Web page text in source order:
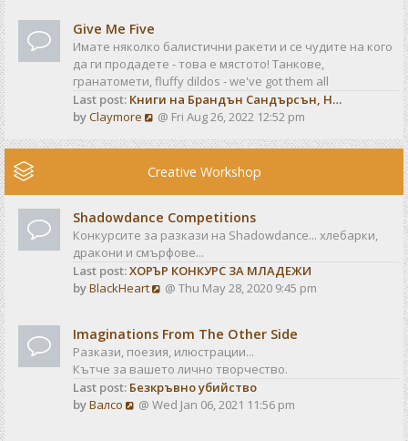
tt
e
s
t
p
o
s
t
w
t
h
e
l
a
t
s
o
s
t
Give Me Five
Имате няколко балистични ракети и се чудите на кого
да ги продадете - това е мястото! Танкове,
гранатомети, fluffy dildos - we've got them all
Last post: Книги на Брандън Сандърсън, Н…
byClaymore
V
e
w
e
l
a
t
e
p
o
s
t
@ Fri Aug 26, 2022 12:52 pm
Creative Workshop
Shadowdance Competitions
Конкурсите за разкази на Shadowdance... хлебарки,
дракони и смърфове...
Last post:ХОРЪР КОНКУРС ЗА МЛАДЕЖИ
byBlackHeart
V
w
t
h
e
l
@ Thu May 28, 2020 9:45 pm
Imaginations From The Other Side
Разкази, поезия, илюстрации...
Кътче за вашето лично творчество.
Last post: Безкръвно убийство
byВалсо
V@ Wed Jan 06, 2021 11:56 pm